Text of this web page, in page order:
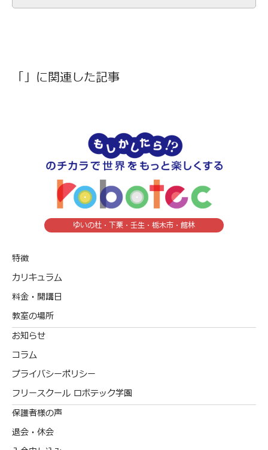
「」に関連した記事
ゆいの杜・下栗・壬生・栃木市・館林
特徴
カリキュラム
料金・開講日
教室の場所
お知らせ
コラム
プライバシーポリシー
フリースクール ロボテック学園
保護者様の声
退会・休会